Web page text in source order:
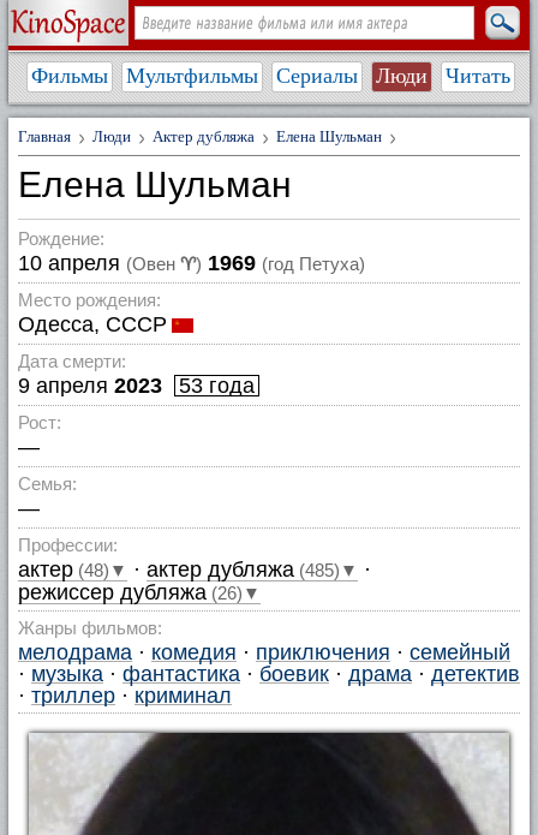
Фильмы Мультфильмы Сериалы Люди Читать
Главная Люди Актер дубляжа Елена Шульман
Елена Шульман
Рождение:
10 апреля (Овен ♈) 1969 (год Петуха)
Место рождения:
Одесса, СССР
Дата смерти:
9 апреля 2023 53 года
Рост:
—
Семья:
—
Профессии:
актер (48)▼ · актер дубляжа (485)▼ ·
режиссер дубляжа (26)▼
Жанры фильмов:
мелодрама · комедия · приключения · семейный
· музыка · фантастика · боевик · драма · детектив
· триллер · криминал